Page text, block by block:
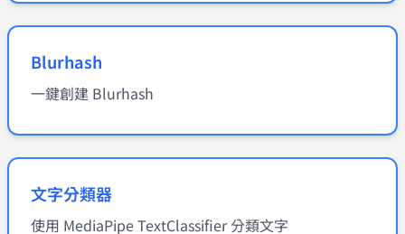
Blurhash
一鍵創建 Blurhash
文字分類器
使用 MediaPipe TextClassifier 分類文字